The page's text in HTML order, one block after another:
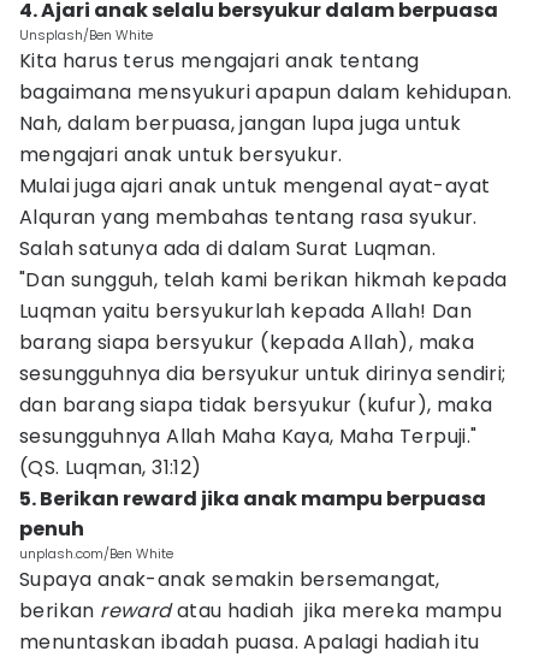
4. Ajari anak selalu bersyukur dalam berpuasa
Unsplash/Ben White
Kita harus terus mengajari anak tentang
bagaimana mensyukuri apapun dalam kehidupan.
Nah, dalam berpuasa, jangan lupa juga untuk
mengajari anak untuk bersyukur.
Mulai juga ajari anak untuk mengenal ayat-ayat
Alquran yang membahas tentang rasa syukur.
Salah satunya ada di dalam Surat Luqman.
"Dan sungguh, telah kami berikan hikmah kepada
Luqman yaitu bersyukurlah kepada Allah! Dan
barang siapa bersyukur (kepada Allah), maka
sesungguhnya dia bersyukur untuk dirinya sendiri;
dan barang siapa tidak bersyukur (kufur), maka
sesungguhnya Allah Maha Kaya, Maha Terpuji."
(QS. Luqman, 31:12)
5. Berikan reward jika anak mampu berpuasa
penuh
unplash.com/Ben White
Supaya anak-anak semakin bersemangat,
berikan rewardatau hadiah jika mereka mampu
menuntaskan ibadah puasa. Apalagi hadiah itu